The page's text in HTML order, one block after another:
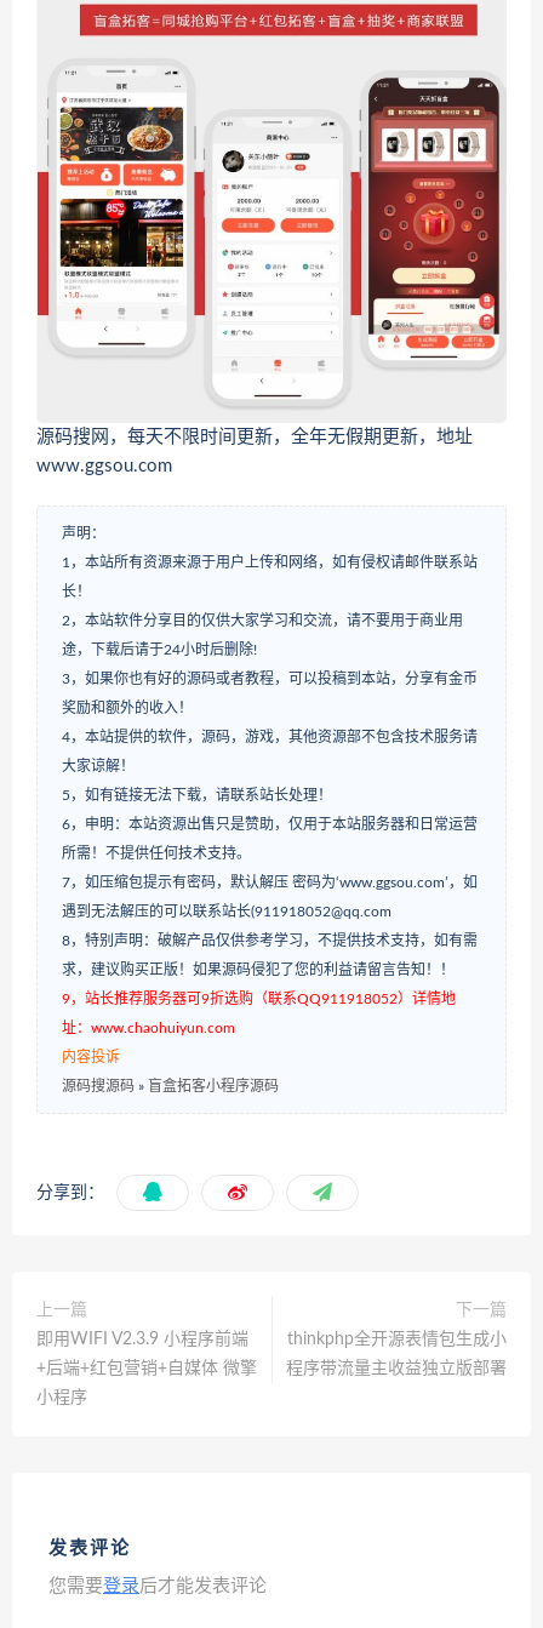
源码搜网，每天不限时间更新，全年无假期更新，地址
www.ggsou.com
声明：
1，本站所有资源来源于用户上传和网络，如有侵权请邮件联系站
长！
2，本站软件分享目的仅供大家学习和交流，请不要用于商业用
途，下载后请于24小时后删除!
3，如果你也有好的源码或者教程，可以投稿到本站，分享有金币
奖励和额外的收入！
4，本站提供的软件，源码，游戏，其他资源部不包含技术服务请
大家谅解！
5，如有链接无法下载，请联系站长处理！
6，申明：本站资源出售只是赞助，仅用于本站服务器和日常运营
所需！不提供任何技术支持。
7，如压缩包提示有密码，默认解压 密码为‘www.ggsou.com’，如
遇到无法解压的可以联系站长(911918052@qq.com
8，特别声明：破解产品仅供参考学习，不提供技术支持，如有需
求，建议购买正版！如果源码侵犯了您的利益请留言告知！！
9，站长推荐服务器可9折选购（联系QQ911918052）详情地
址：www.chaohuiyun.com
内容投诉
源码搜源码 » 盲盒拓客小程序源码
分享到：
上一篇
即用WIFI V2.3.9 小程序前端
+后端+红包营销+自媒体 微擎
小程序
下一篇
thinkphp全开源表情包生成小
程序带流量主收益独立版部署
发表评论
您需要登录后才能发表评论